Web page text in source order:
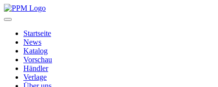
Startseite
News
Katalog
Vorschau
Händler
Verlage